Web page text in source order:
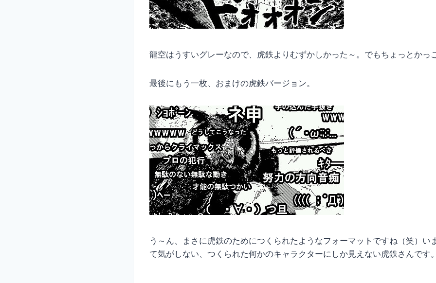
龍空はうすいグレーなので、虎鉄よりむずかしかった～。でもちょっとかっ
最後にもう一枚、おまけの虎鉄バージョン。
う～ん、まさに虎鉄のためにつくられたようなフォーマットですね（笑）い
て気がしない、つくられた何かのキャラクターにしか見えない虎鉄さんです